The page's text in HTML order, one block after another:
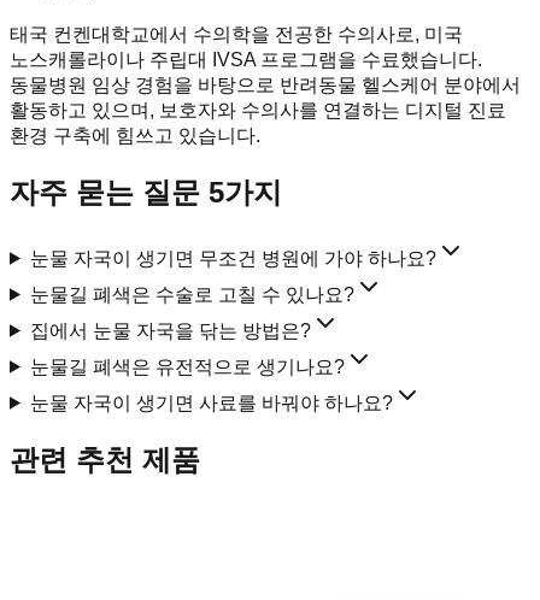
태국 컨켄대학교에서 수의학을 전공한 수의사로, 미국
노스캐롤라이나 주립대 IVSA 프로그램을 수료했습니다.
동물병원 임상 경험을 바탕으로 반려동물 헬스케어 분야에서
활동하고 있으며, 보호자와 수의사를 연결하는 디지털 진료
환경 구축에 힘쓰고 있습니다.
자주 묻는 질문 5가지
눈물 자국이 생기면 무조건 병원에 가야 하나요?
눈물길 폐색은 수술로 고칠 수 있나요?
집에서 눈물 자국을 닦는 방법은?
눈물길 폐색은 유전적으로 생기나요?
눈물 자국이 생기면 사료를 바꿔야 하나요?
관련 추천 제품